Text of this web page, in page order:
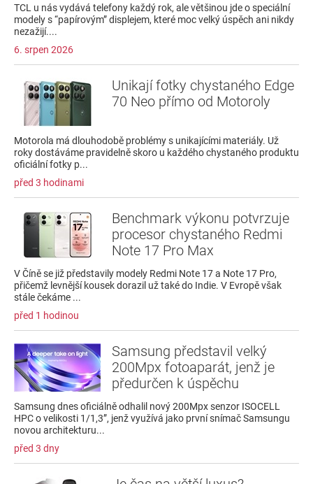
TCL u nás vydává telefony každý rok, ale většinou jde o speciální
modely s “papírovým” displejem, které moc velký úspěch ani nikdy
nezažijí....
6. srpen 2026
Unikají fotky chystaného Edge
70 Neo přímo od Motoroly
Motorola má dlouhodobě problémy s unikajícími materiály. Už
roky dostáváme pravidelně skoro u každého chystaného produktu
oficiální fotky p...
před 3 hodinami
Benchmark výkonu potvrzuje
procesor chystaného Redmi
Note 17 Pro Max
V Číně se již představily modely Redmi Note 17 a Note 17 Pro,
přičemž levnější kousek dorazil už také do Indie. V Evropě však
stále čekáme ...
před 1 hodinou
Samsung představil velký
200Mpx fotoaparát, jenž je
předurčen k úspěchu
Samsung dnes oficiálně odhalil nový 200Mpx senzor ISOCELL
HPC o velikosti 1/1,3”, jenž využívá jako první snímač Samsungu
novou architekturu...
před 3 dny